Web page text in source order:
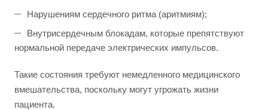
Нарушениям сердечного ритма (аритмиям);
Внутрисердечным блокадам, которые препятствуют
нормальной передаче электрических импульсов.
Такие состояния требуют немедленного медицинского
вмешательства, поскольку могут угрожать жизни
пациента.